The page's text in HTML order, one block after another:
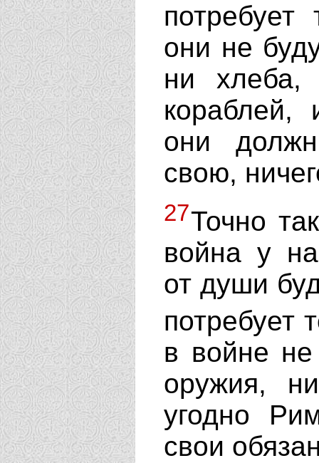
они не
ни
кораблей,
они
свою,
27Точно
война у
от души
потребует
в войне
оружия,
угодно
свои